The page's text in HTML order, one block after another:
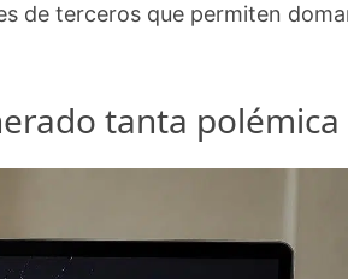
de terceros que permiten
tanta polémica